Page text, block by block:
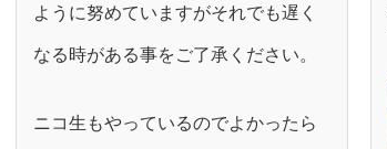
ように努めていますがそれでも遅く
なる時がある事をご了承ください。
ニコ生もやっているのでよかったら